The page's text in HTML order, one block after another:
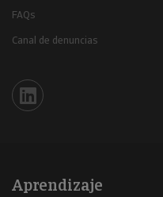
FAQs
Canal de denuncias
Iberinform en Linkedin
Aprendizaje